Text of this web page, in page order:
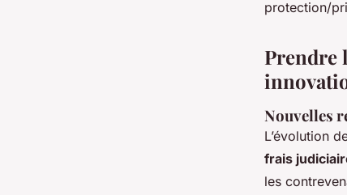
protection/
Prendre
Nouvelles
L’évolution
frais
les